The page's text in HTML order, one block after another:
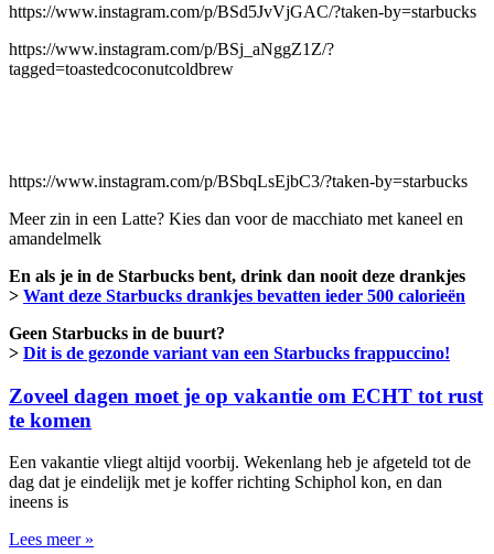
https://www.instagram.com/p/BSd5JvVjGAC/?taken-by=starbucks
https://www.instagram.com/p/BSj_aNggZ1Z/?
tagged=toastedcoconutcoldbrew
https://www.instagram.com/p/BSbqLsEjbC3/?taken-by=starbucks
Meer zin in een Latte? Kies dan voor de macchiato met kaneel en
amandelmelk
En als je in de Starbucks bent, drink dan nooit deze drankjes
> Want deze Starbucks drankjes bevatten ieder 500 calorieën
Geen Starbucks in de buurt?
> Dit is de gezonde variant van een Starbucks frappuccino!
Zoveel dagen moet je op vakantie om ECHT tot rust
te komen
Een vakantie vliegt altijd voorbij. Wekenlang heb je afgeteld tot de
dag dat je eindelijk met je koffer richting Schiphol kon, en dan
ineens is
Lees meer »